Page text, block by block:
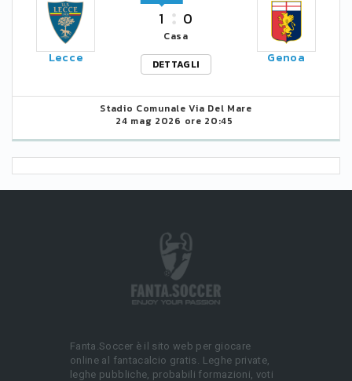
Lecce
1 0
Casa
DETTAGLI
Genoa
Stadio Comunale Via Del Mare
24 mag 2026 ore 20:45
Fanta.Soccer è il sito web per giocare
online al fantacalcio gratis. Leghe private,
leghe pubbliche, probabili formazioni, voti